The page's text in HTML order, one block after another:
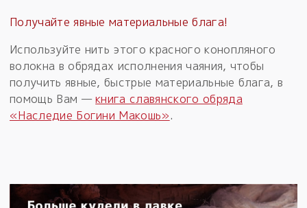
Получайте явные материальные блага!
Используйте нить этого красного конопляного
волокна в обрядах исполнения чаяния, чтобы
получить явные, быстрые материальные блага, в
помощь Вам —книга славянского обряда
«Наследие Богини Макошь».